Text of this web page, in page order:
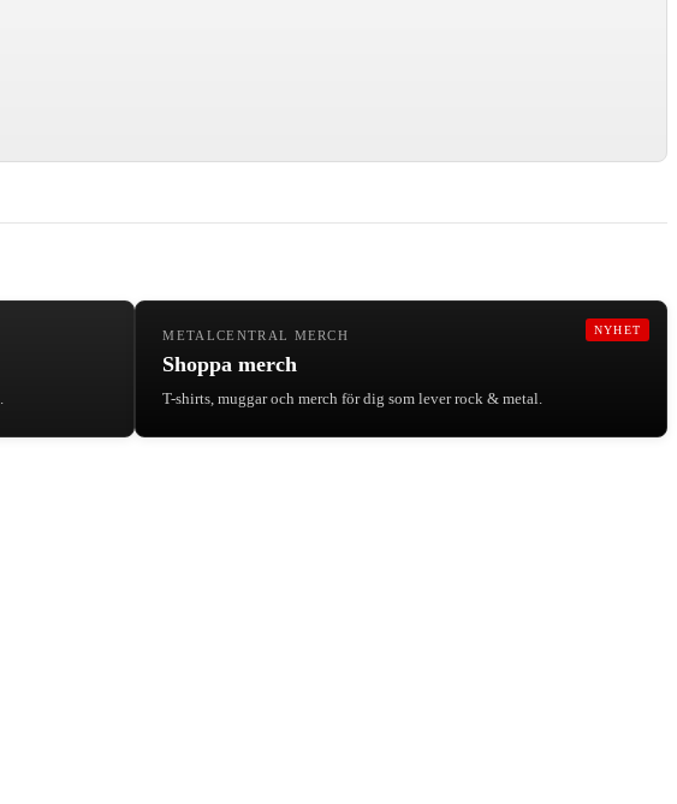
NYHET
METALCENTRAL MERCH
Shoppa merch
T-shirts, muggar och merch för dig som lever rock & metal.